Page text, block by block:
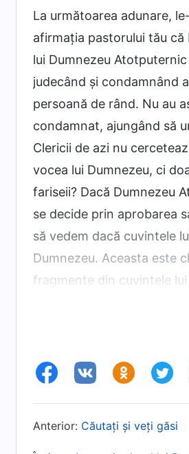
La următoarea adunare,
afirmația pastorului tău
lui Dumnezeu
judecând și condamnând
persoană de rând. Nu au
condamnat, ajungând să
Clericii de azi nu
vocea lui Dumnezeu, ci
fariseii? Dacă Dumnezeu
se decide prin aprobarea
să vedem dacă cuvintele
Dumnezeu. Aceasta este
fragmente din cuvintele lui
trăiește și lucrează în
această privință,
Anterior: Căutați și veți găsi